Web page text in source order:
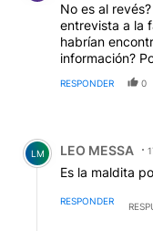
No es al
entrevista a la
habrían
información?
RESPONDER 0
Comentario de LEO
LM LEO MESSA
Es la maldita
RESPONDER